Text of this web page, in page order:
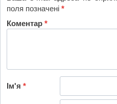
поля позначені*
Коментар*
Ім'я*